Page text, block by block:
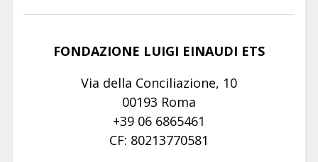
FONDAZIONE LUIGI EINAUDI ETS
Via della Conciliazione, 10
00193 Roma
+39 06 6865461
CF: 80213770581